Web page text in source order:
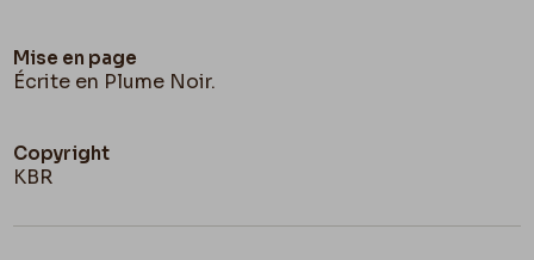
Mise en page
Écrite en Plume Noir.
Copyright
KBR